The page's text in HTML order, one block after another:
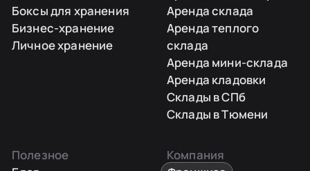
Боксы для хранения
Бизнес-хранение
Личное хранение
Аренда склада
Аренда теплого
склада
Аренда мини-склада
Аренда кладовки
Склады в СПб
Склады в Тюмени
Полезное
Компания